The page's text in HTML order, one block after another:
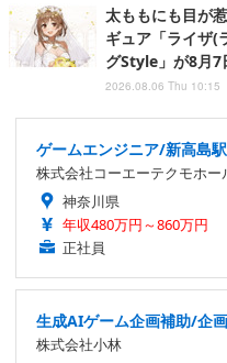
太ももにも目が
ギュア「ライザ(
グStyle」が8月7
2026.08.06 Thu 10:15
ゲームエンジニア/新高島
株式会社コーエーテクモホー
神奈川県
年収480万円～860万円
正社員
生成AIゲーム企画補助/企
株式会社小林